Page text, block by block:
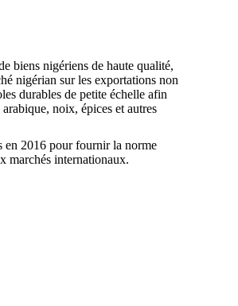
biens nigériens de haute qualité,
nigérian sur les exportations non
durables de petite échelle afin
noix, épices et autres
en 2016 pour fournir la norme
marchés internationaux.